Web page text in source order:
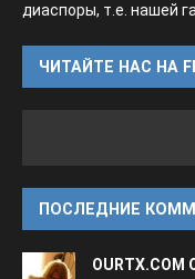
диаспоры, т.е. нашей
ЧИТАЙТЕ НАС НА
ПОСЛЕДНИЕ
OURTX.COM